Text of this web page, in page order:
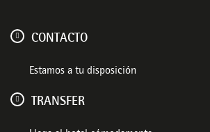
CONTACTO
Estamos a tu disposición
TRANSFER